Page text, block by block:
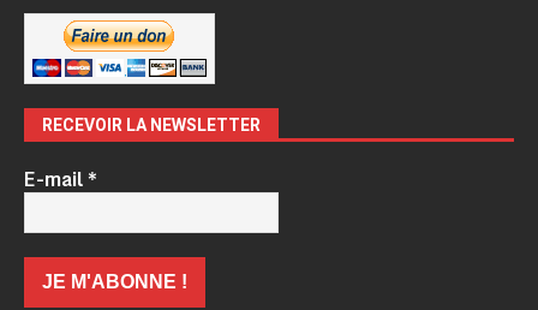
RECEVOIR LA NEWSLETTER
E-mail*